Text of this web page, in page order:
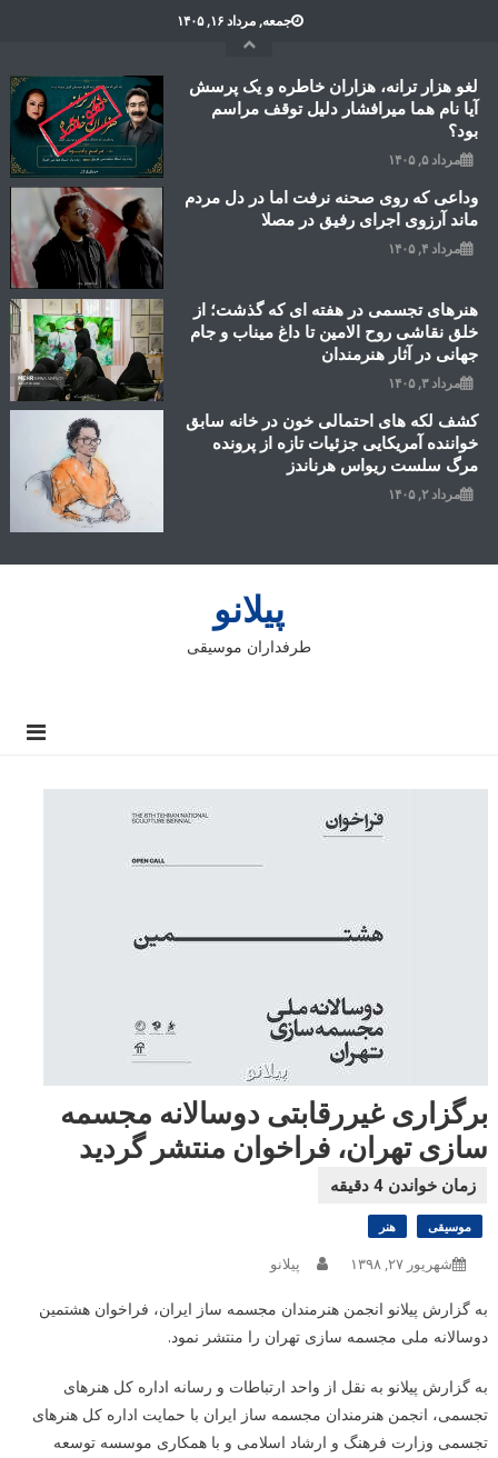
جمعه, مرداد ۱۶, ۱۴۰۵
لغو هزار ترانه، هزاران خاطره و یک پرسش
آیا نام هما میرافشار دلیل توقف مراسم
بود؟
مرداد ۵, ۱۴۰۵
وداعی که روی صحنه نرفت اما در دل مردم
ماند آرزوی اجرای رفیق در مصلا
مرداد ۴, ۱۴۰۵
هنرهای تجسمی در هفته ای که گذشت؛ از
خلق نقاشی روح الامین تا داغ میناب و جام
جهانی در آثار هنرمندان
مرداد ۳, ۱۴۰۵
کشف لکه های احتمالی خون در خانه سابق
خواننده آمریکایی جزئیات تازه از پرونده
مرگ سلست ریواس هرناندز
مرداد ۲, ۱۴۰۵
پیلانو
طرفداران موسیقی
برگزاری غیررقابتی دوسالانه مجسمه
سازی تهران، فراخوان منتشر گردید
موسیقی هنر
شهریور ۲۷, ۱۳۹۸ پیلانو
به گزارش پیلانو انجمن هنرمندان مجسمه ساز ایران، فراخوان هشتمین
دوسالانه ملی مجسمه سازی تهران را منتشر نمود.
به گزارش پیلانو به نقل از واحد ارتباطات و رسانه اداره کل هنرهای
تجسمی، انجمن هنرمندان مجسمه ساز ایران با حمایت اداره کل هنرهای
تجسمی وزارت فرهنگ و ارشاد اسلامی و با همکاری موسسه توسعه